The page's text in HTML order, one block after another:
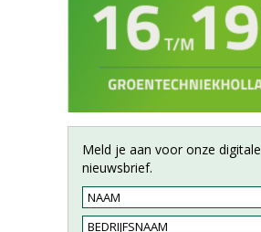
Meld je aan voor onze digitale
nieuwsbrief.